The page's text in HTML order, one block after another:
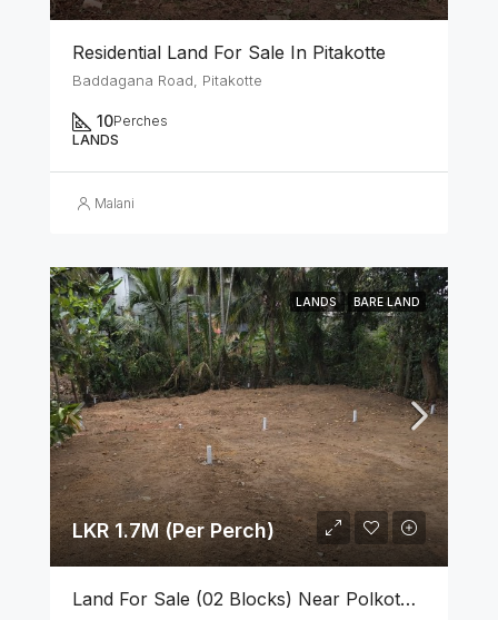
Residential Land For Sale In Pitakotte
Baddagana Road, Pitakotte
10Perches
LANDS
Malani
LANDS BARE LAND
LKR 1.7M (Per Perch)
Land For Sale (02 Blocks) Near Polkotuwa Junction, Kottawa